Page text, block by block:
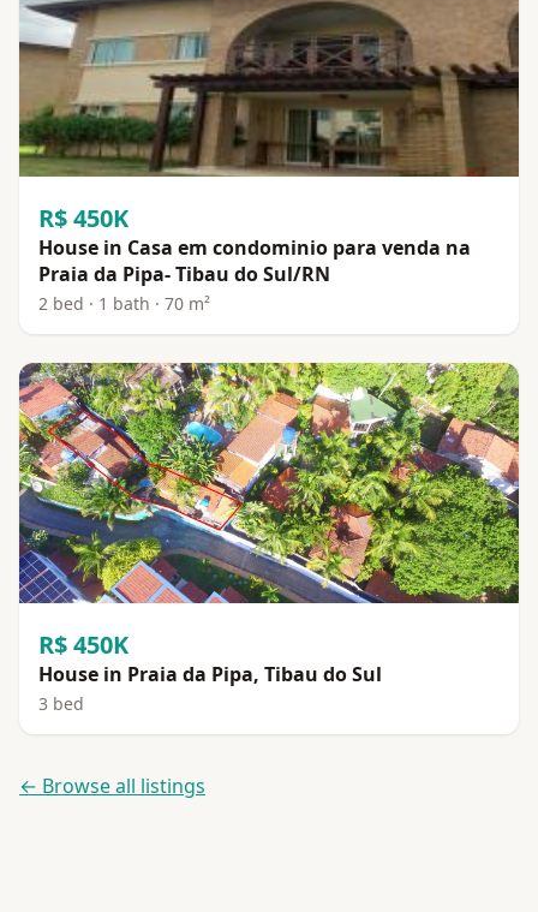
R$ 450K
House in Casa em condominio para venda na
Praia da Pipa- Tibau do Sul/RN
2 bed · 1 bath · 70 m²
R$ 450K
House in Praia da Pipa, Tibau do Sul
3 bed
← Browse all listings